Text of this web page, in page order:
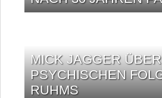
MICK JAGGER
PSYCHISCHEN
RUHMS